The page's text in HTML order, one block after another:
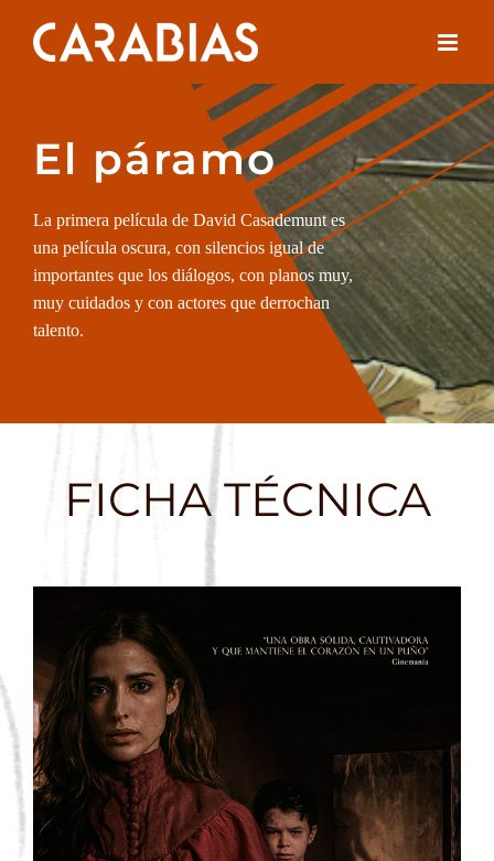
contenido
El páramo
La primera película de David Casademunt es
una película oscura, con silencios igual de
importantes que los diálogos, con planos muy,
muy cuidados y con actores que derrochan
talento.
FICHA TÉCNICA